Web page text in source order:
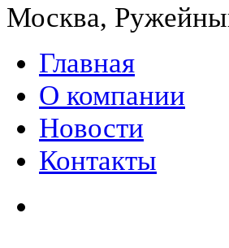
Москва,
Главная
О компании
Новости
Контакты